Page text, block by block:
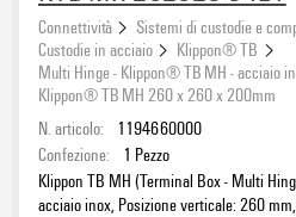
Connettività
Sistemi di custodie e
Custodie in acciaio
Klippon® TB
Multi Hinge - Klippon® TB MH - acciaio
Klippon® TB MH 260 x 260 x 200mm
N. articolo:
1194660000
Confezione:
1 Pezzo
Klippon TB MH (Terminal Box - Multi
acciaio inox, Posizione verticale: 260 mm,